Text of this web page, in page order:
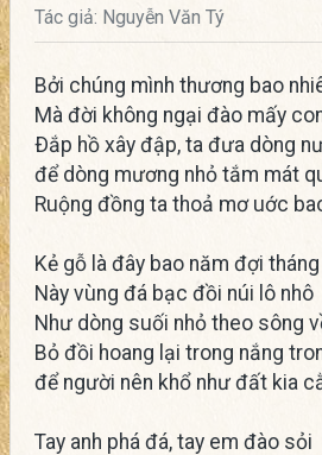
Tác giả: Nguyễn Văn Tý
Bởi chúng mình thương bao
Mà đời không ngại đào mấy
Ðắp hồ xây đập, ta đưa dòng
để dòng mương nhỏ tắm mát
Ruộng đồng ta thoả mơ uớc
Kẻ gỗ là đây bao năm đợi
Này vùng đá bạc đồi núi lô nhô
Như dòng suối nhỏ theo sông
Bỏ đồi hoang lại trong nắng
để người nên khổ như đất kia
Tay anh phá đá, tay em đào sỏi